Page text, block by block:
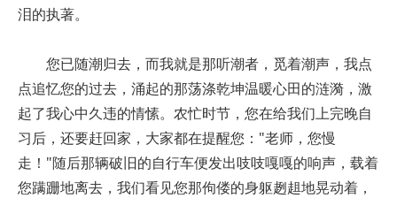
泪的执著。
您已随潮归去，而我就是那听潮者，觅着潮声，我点
点追忆您的过去，涌起的那荡涤乾坤温暖心田的涟漪，激
起了我心中久违的情愫。农忙时节，您在给我们上完晚自
习后，还要赶回家，大家都在提醒您："老师，您慢
走！"随后那辆破旧的自行车便发出吱吱嘎嘎的响声，载着
您蹒跚地离去，我们看见您那佝偻的身躯趔趄地晃动着，